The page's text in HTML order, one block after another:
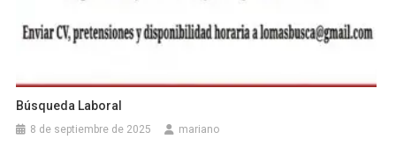
Búsqueda Laboral
8 de septiembre de 2025 mariano